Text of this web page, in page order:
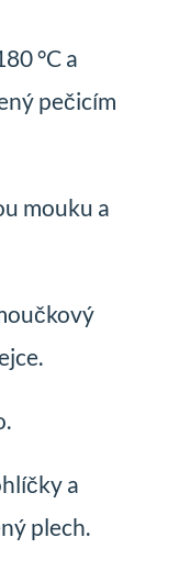
°C a
pečicím
mouku a
a
plech.